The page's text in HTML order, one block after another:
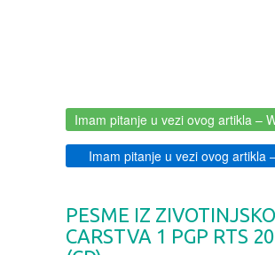
DRAMA
DUH I TELO
100% PRIRODNO
Imam pitanje u vezi ovog artikla –
Imam pitanje u vezi ovog artikla
PESME IZ
CARSTVA 1 PGP RTS